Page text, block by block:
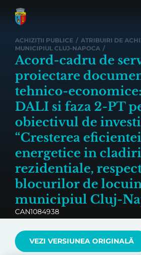
ACHIZIȚII PUBLICE / ATRIBUIRI DE
MUNICIPIUL CLUJ-NAPOCA /
Acord-cadru de
proiectare
tehnico-economice:
DALI si faza 2-PT
obiectivul de
“Cresterea eficientei
energetice in
rezidentiale,
blocurilor de
municipiul Cluj-
CAN1084938
VEZI VERSIUNEA ORIGINALĂ